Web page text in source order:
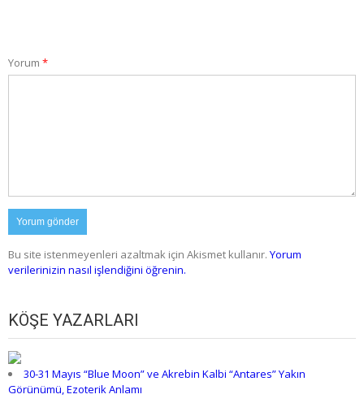
Yorum *
Bu site istenmeyenleri azaltmak için Akismet kullanır. Yorum
verilerinizin nasıl işlendiğini öğrenin.
KÖŞE YAZARLARI
30-31 Mayıs “Blue Moon” ve Akrebin Kalbi “Antares” Yakın
Görünümü, Ezoterik Anlamı